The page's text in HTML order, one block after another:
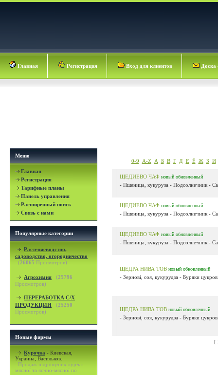
Главная Регистрация Вход для клиентов Доска
Меню
Главная
Регистрация
Тарифные планы
Панель управления
Расширенный поиск
Связь с нами
Популярные категории
Растениеводство,
садоводство, огородничество
(26065 Просмотров)
Агрохимия (25796
Просмотров)
ПЕРЕРАБОТКА С/Х
ПРОДУКЦИИ
(25250
Просмотров)
Новые фирмы
Курочка - Киевская,
Украина, Васильков.
Продаж підрощених курчат
мясної та яєчно-мясної по
0-9 A-Z А Б В Г Д Е Ё Ж З И
ЩЕДИЕВО ЧАФ новый обновленный
- Пшеница, кукуруза - Подсолнечник -
ЩЕДИЕВО ЧАФ новый обновленный
- Пшеница, кукуруза - Подсолнечник -
ЩЕДИЕВО ЧАФ новый обновленный
- Пшеница, кукуруза - Подсолнечник -
ЩЕДРА НИВА ТОВ новый обновленный
- Зернові, соя, кукурудза - Буряки
ЩЕДРА НИВА ТОВ новый обновленный
- Зернові, соя, кукурудза - Буряки
[